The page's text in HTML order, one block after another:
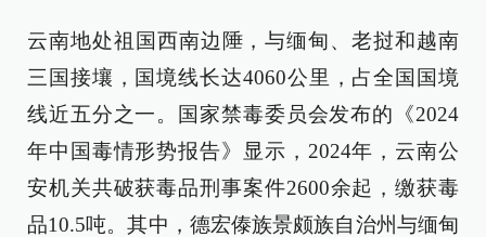
云南地处祖国西南边陲，与缅甸、老挝和越南
三国接壤，国境线长达4060公里，占全国国境
线近五分之一。国家禁毒委员会发布的《2024
年中国毒情形势报告》显示，2024年，云南公
安机关共破获毒品刑事案件2600余起，缴获毒
品10.5吨。其中，德宏傣族景颇族自治州与缅甸